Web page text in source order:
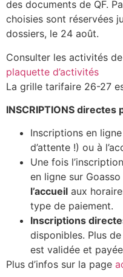
des documents de QF.
choisies sont réservées
dossiers, le 24 août.
Consulter les activités
plaquette d’activités
La grille tarifaire 26-27
INSCRIPTIONS
Inscriptions en
d’attente !) ou à
Une fois
en ligne sur Goasso
l’accueil aux
type de paiement.
Inscriptions
disponibles. Plus
est validée et
Plus d’infos sur la page